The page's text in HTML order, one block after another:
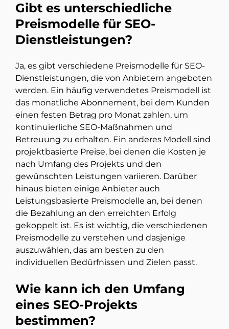
Gibt es unterschiedliche
Preismodelle für SEO-
Dienstleistungen?
Ja, es gibt verschiedene Preismodelle für SEO-
Dienstleistungen, die von Anbietern angeboten
werden. Ein häufig verwendetes Preismodell ist
das monatliche Abonnement, bei dem Kunden
einen festen Betrag pro Monat zahlen, um
kontinuierliche SEO-Maßnahmen und
Betreuung zu erhalten. Ein anderes Modell sind
projektbasierte Preise, bei denen die Kosten je
nach Umfang des Projekts und den
gewünschten Leistungen variieren. Darüber
hinaus bieten einige Anbieter auch
Leistungsbasierte Preismodelle an, bei denen
die Bezahlung an den erreichten Erfolg
gekoppelt ist. Es ist wichtig, die verschiedenen
Preismodelle zu verstehen und dasjenige
auszuwählen, das am besten zu den
individuellen Bedürfnissen und Zielen passt.
Wie kann ich den Umfang
eines SEO-Projekts
bestimmen?